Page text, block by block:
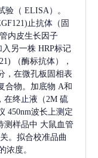
验（ ELISA）。
止抗体（固
内皮生长因子
入另一株 HRP标记
（酶标抗体），
，在微孔板固相表
合物。加底物 A和
在终止液（2M 硫
450nm波长上测定
测样品中 大鼠血管
。拟合校准品曲
浓度。